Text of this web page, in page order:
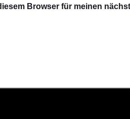
Browser für meinen